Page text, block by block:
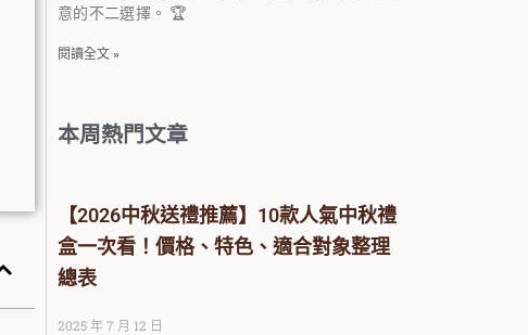
意的不二選擇。 🏆
閱讀全文 »
本周熱門文章
【2026中秋送禮推薦】10款人氣中秋禮
盒一次看！價格、特色、適合對象整理
總表
2025 年 7 月 12 日